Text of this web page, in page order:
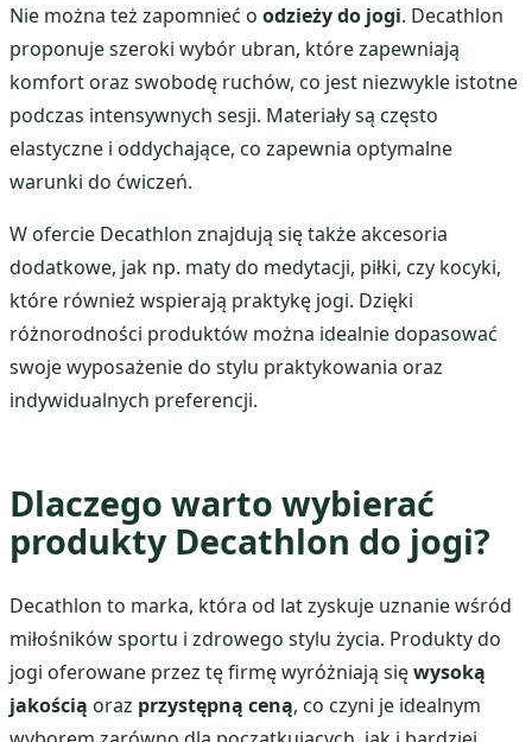
Nie można też zapomnieć o odzieży do jogi. Decathlon
proponuje szeroki wybór ubran, które zapewniają
komfort oraz swobodę ruchów, co jest niezwykle istotne
podczas intensywnych sesji. Materiały są często
elastyczne i oddychające, co zapewnia optymalne
warunki do ćwiczeń.
W ofercie Decathlon znajdują się także akcesoria
dodatkowe, jak np. maty do medytacji, piłki, czy kocyki,
które również wspierają praktykę jogi. Dzięki
różnorodności produktów można idealnie dopasować
swoje wyposażenie do stylu praktykowania oraz
indywidualnych preferencji.
Dlaczego warto wybierać
produkty Decathlon do jogi?
Decathlon to marka, która od lat zyskuje uznanie wśród
miłośników sportu i zdrowego stylu życia. Produkty do
jogi oferowane przez tę firmę wyróżniają sięwysoką
jakością oraz przystępną ceną, co czyni je idealnym